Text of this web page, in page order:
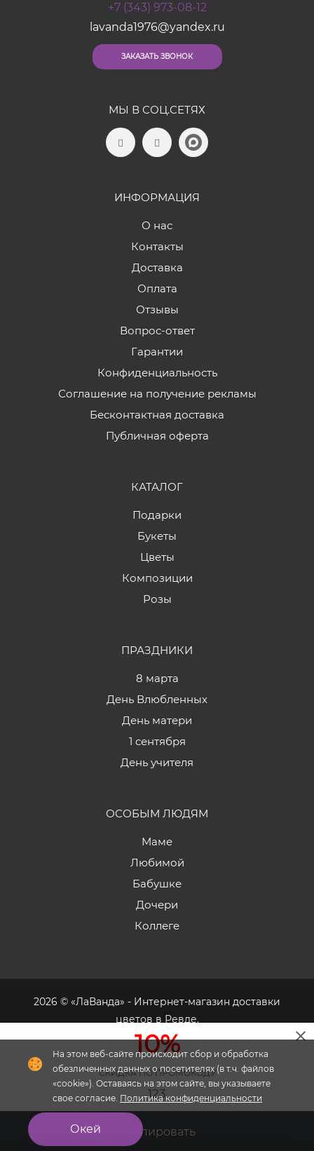
Главная Меню
10%
СКИДКА ПО ПРОМОКОДУ
123
Скопировать
На этом веб-сайте происходит сбор и обработка
обезличенных данных о посетителях (в т.ч. файлов
«cookie»). Оставаясь на этом сайте, вы указываете
свое согласие. Политика конфиденциальности
Окей
+7 (343) 973-08-12
lavanda1976@yandex.ru
ЗАКАЗАТЬ ЗВОНОК
МЫ В СОЦ.СЕТЯХ
ИНФОРМАЦИЯ
О нас
Контакты
Доставка
Оплата
Отзывы
Вопрос-ответ
Гарантии
Конфиденциальность
Соглашение на получение рекламы
Бесконтактная доставка
Публичная оферта
КАТАЛОГ
Подарки
Букеты
Цветы
Композиции
Розы
ПРАЗДНИКИ
8 марта
День Влюбленных
День матери
1 сентября
День учителя
ОСОБЫМ ЛЮДЯМ
Маме
Любимой
Бабушке
Дочери
Коллеге
2026 © «ЛаВанда» - Интернет-магазин доставки
цветов в Ревде.
- комплексное продвижение цветочного
бизнеса